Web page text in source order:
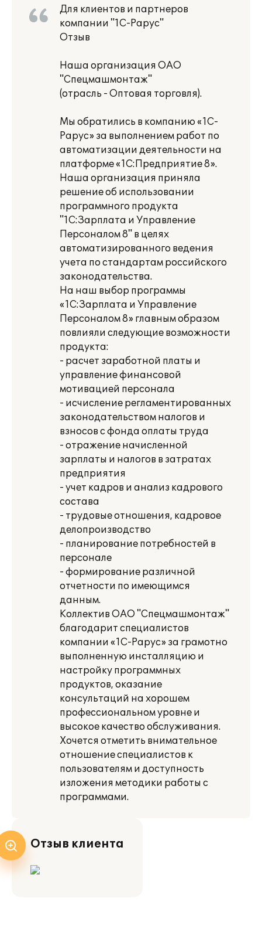
Для клиентов и партнеров
компании "1С-Рарус"
Отзыв
Наша организация ОАО
"Спецмашмонтаж"
(отрасль - Оптовая торговля).
Мы обратились в компанию «1С-
Рарус» за выполнением работ по
автоматизации деятельности на
платформе «1С:Предприятие 8».
Наша организация приняла
решение об использовании
программного продукта
"1С:Зарплата и Управление
Персоналом 8" в целях
автоматизированного ведения
учета по стандартам российского
законодательства.
На наш выбор программы
«1С:Зарплата и Управление
Персоналом 8» главным образом
повлияли следующие возможности
продукта:
- расчет заработной платы и
управление финансовой
мотивацией персонала
- исчисление регламентированных
законодательством налогов и
взносов с фонда оплаты труда
- отражение начисленной
зарплаты и налогов в затратах
предприятия
- учет кадров и анализ кадрового
состава
- трудовые отношения, кадровое
делопроизводство
- планирование потребностей в
персонале
- формирование различной
отчетности по имеющимся
данным.
Коллектив ОАО "Спецмашмонтаж"
благодарит специалистов
компании «1С-Рарус» за грамотно
выполненную инсталляцию и
настройку программных
продуктов, оказание
консультаций на хорошем
профессиональном уровне и
высокое качество обслуживания.
Хочется отметить внимательное
отношение специалистов к
пользователям и доступность
изложения методики работы с
программами.
Отзыв клиента